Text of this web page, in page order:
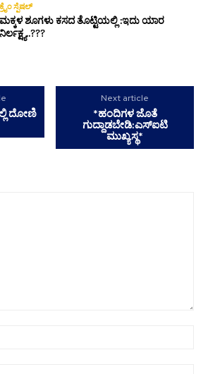
ಕ್ರೈಂ ಸ್ಪೆಷಲ್
ಮಕ್ಕಳ ಶೂಗಳು ಕಸದ ತೊಟ್ಟಿಯಲ್ಲಿ :ಇದು ಯಾರ
ನಿರ್ಲಕ್ಷ್ಯ..???
ದೋಣಿ
Next article
*ಹಂದಿಗಳ ಜೊತೆ
ಗುದ್ದಾಡಬೇಡಿ:ಎಸ್ಐಟಿ
ಮುಖ್ಯಸ್ಥ*